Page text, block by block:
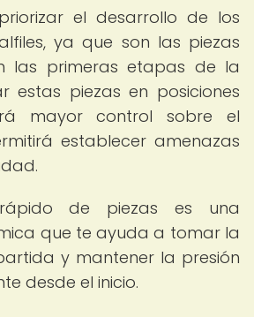
el desarrollo de los
ya que son las piezas
las primeras etapas de la
estas piezas en posiciones
mayor control sobre el
establecer amenazas
de piezas es una
que te ayuda a tomar la
y mantener la presión
desde el inicio.